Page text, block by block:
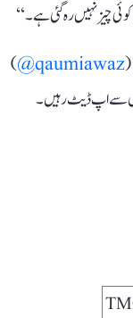
چیز نہیں رہ گئی ہے۔‘‘
(
qaumiawaz@
)
سے اپ ڈیٹ رہیں۔